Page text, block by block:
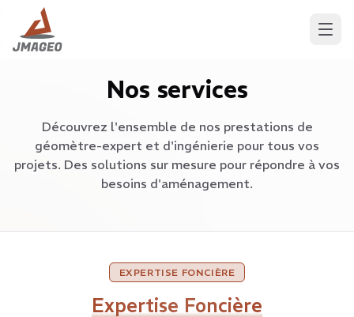
Nos services
Découvrez l'ensemble de nos prestations de
géomètre-expert et d'ingénierie pour tous vos
projets. Des solutions sur mesure pour répondre à vos
besoins d'aménagement.
EXPERTISE FONCIÈRE
Expertise Foncière